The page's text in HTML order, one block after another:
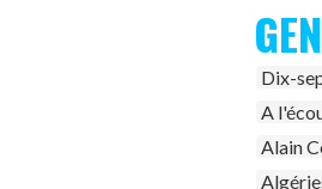
Dix-
A
Alain